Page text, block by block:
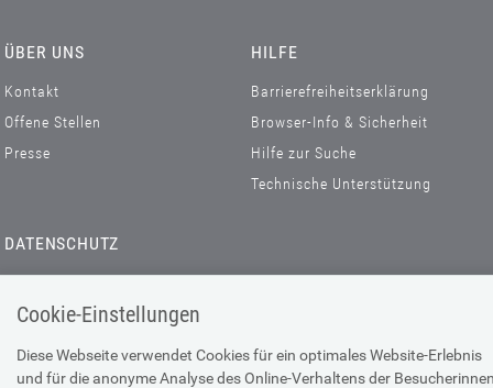
Cookie-Einstellungen
Diese Webseite verwendet Cookies für ein optimales Website-Erlebnis
und für die anonyme Analyse des Online-Verhaltens der
ÜBER UNS
Kontakt
Offene Stellen
Presse
HILFE
Barrierefreiheitserklärung
Browser-Info & Sicherheit
Hilfe zur Suche
Technische Unterstützung
DATENSCHUTZ
Datenschutz-Erklärung
Nutzungsbestimmungen